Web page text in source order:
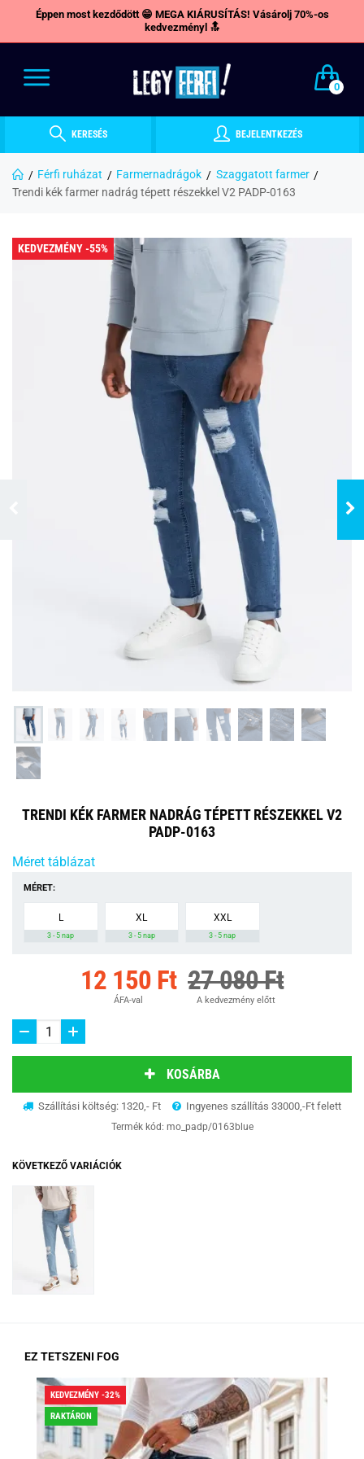
Éppen most kezdődött 😁 MEGA KIÁRUSÍTÁS! Vásárolj 70%-os
kedvezményl 🔝
0
KERESÉS BEJELENTKEZÉS
Férfi ruházat Farmernadrágok
Szaggatott farmer
Trendi kék farmer nadrág tépett részekkel V2 PADP-0163
KEDVEZMÉNY -55%
TRENDI KÉK FARMER NADRÁG TÉPETT RÉSZEKKEL V2
PADP-0163
Méret táblázat
MÉRET:
L
3 - 5 nap
XL
3 - 5 nap
XXL
3 - 5 nap
12 150 Ft
ÁFA-val
27 080 Ft
A kedvezmény előtt
KOSÁRBA
Szállítási költség: 1320,- Ft Ingyenes szállítás 33000,-Ft felett
Termék kód: mo_padp/0163blue
KÖVETKEZŐ VARIÁCIÓK
EZ TETSZENI FOG
KEDVEZMÉNY -32%
RAKTÁRON